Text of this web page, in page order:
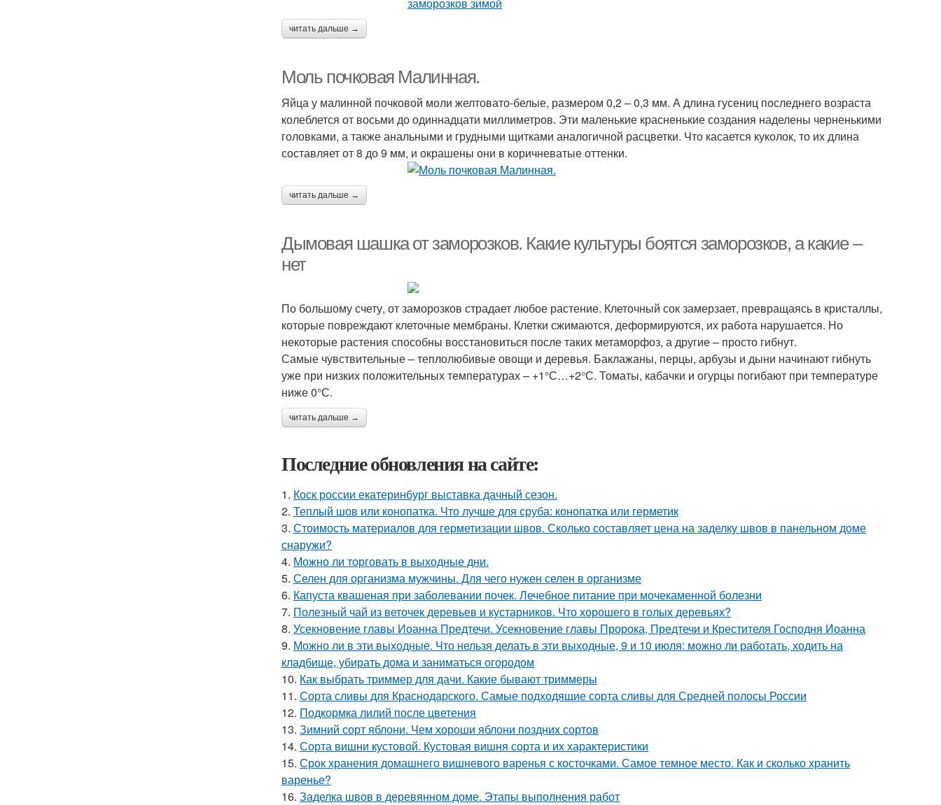
читать дальше →
Моль почковая Малинная.
Яйца у малинной почковой моли желтовато-белые, размером 0,2 – 0,3 мм. А длина гусениц последнего возраста
колеблется от восьми до одиннадцати миллиметров. Эти маленькие красненькие создания наделены черненькими
головками, а также анальными и грудными щитками аналогичной расцветки. Что касается куколок, то их длина
составляет от 8 до 9 мм, и окрашены они в коричневатые оттенки.
читать дальше →
Дымовая шашка от заморозков. Какие культуры боятся заморозков, а какие –
нет
По большому счету, от заморозков страдает любое растение. Клеточный сок замерзает, превращаясь в кристаллы,
которые повреждают клеточные мембраны. Клетки сжимаются, деформируются, их работа нарушается. Но
некоторые растения способны восстановиться после таких метаморфоз, а другие – просто гибнут.
Самые чувствительные – теплолюбивые овощи и деревья. Баклажаны, перцы, арбузы и дыни начинают гибнуть
уже при низких положительных температурах – +1°С…+2°С. Томаты, кабачки и огурцы погибают при температуре
ниже 0°С.
читать дальше →
Последние обновления на сайте:
1. Коск россии екатеринбург выставка дачный сезон.
2. Теплый шов или конопатка. Что лучше для сруба: конопатка или герметик
3. Стоимость материалов для герметизации швов. Сколько составляет цена на заделку швов в панельном доме
снаружи?
4. Можно ли торговать в выходные дни.
5. Селен для организма мужчины. Для чего нужен селен в организме
6. Капуста квашеная при заболевании почек. Лечебное питание при мочекаменной болезни
7. Полезный чай из веточек деревьев и кустарников. Что хорошего в голых деревьях?
8. Усекновение главы Иоанна Предтечи. Усекновение главы Пророка, Предтечи и Крестителя Господня Иоанна
9. Можно ли в эти выходные. Что нельзя делать в эти выходные, 9 и 10 июля: можно ли работать, ходить на
кладбище, убирать дома и заниматься огородом
10. Как выбрать триммер для дачи. Какие бывают триммеры
11. Сорта сливы для Краснодарского. Самые подходящие сорта сливы для Средней полосы России
12. Подкормка лилий после цветения
13. Зимний сорт яблони. Чем хороши яблони поздних сортов
14. Сорта вишни кустовой. Кустовая вишня сорта и их характеристики
15. Срок хранения домашнего вишневого варенья с косточками. Самое темное место. Как и сколько хранить
варенье?
16. Заделка швов в деревянном доме. Этапы выполнения работ